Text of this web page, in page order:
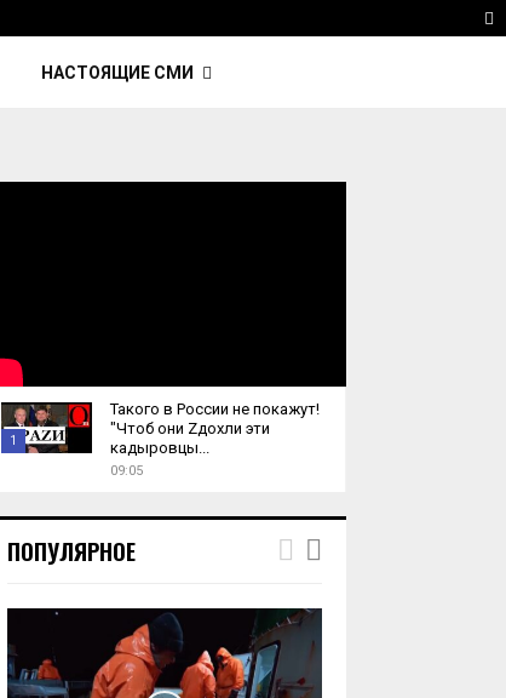
НАСТОЯЩИЕ СМИ
1
u
m
Такого в России не покажут!
"Чтоб они Zдохли эти
кадыровцы...
09:05
ПОПУЛЯРНОЕ